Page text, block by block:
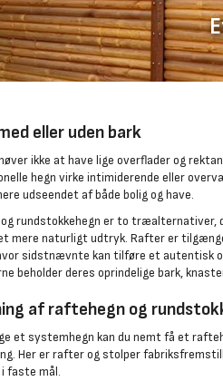
eller uden bark
ikke at have lige overflader og
hegn virke intimiderende eller
udseendet af både bolig og have.
rundstokkehegn er to træalternativer,
mere naturligt udtryk. Rafter er
sidstnævnte kan tilføre et autentisk
beholder deres oprindelige bark,
af raftehegn og
et systemhegn kan du nemt få et
Her er rafter og stolper
faste mål.